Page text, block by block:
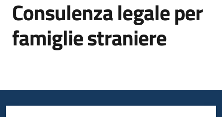
Servizi
Menu selezionato
Centri
Consulenza legale per
famiglie straniere